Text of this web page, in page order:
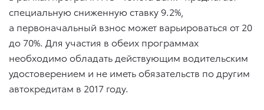
специальную сниженную ставку 9.2%,
а первоначальный взнос может варьироваться от 20
до 70%. Для участия в обеих программах
необходимо обладать действующим водительским
удостоверением и не иметь обязательств по другим
автокредитам в 2017 году.